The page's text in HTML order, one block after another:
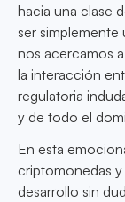
hacia una clase
ser
nos acercamos
la interacción
regulatoria
y de todo el
En esta
criptomonedas y
desarrollo sin